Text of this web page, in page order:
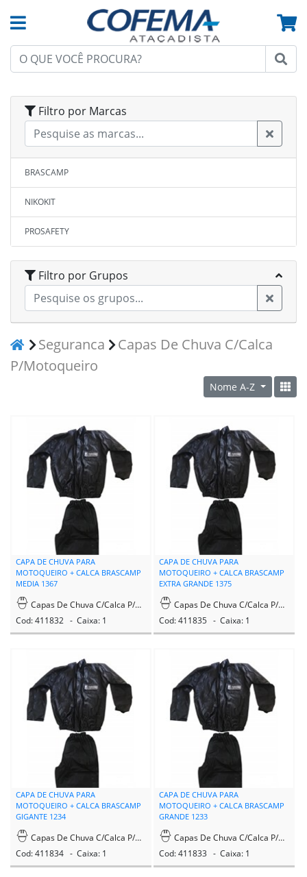
Filtro por Marcas
BRASCAMP
NIKOKIT
PROSAFETY
Filtro por Grupos
Seguranca
Capas De Chuva C/Calca
P/Motoqueiro
Nome A-Z
CAPA DE CHUVA PARA
MOTOQUEIRO + CALCA BRASCAMP
MEDIA 1367
Capas De Chuva C/Calca P/Motoqueiro
Cod: 411832 - Caixa: 1
CAPA DE CHUVA PARA
MOTOQUEIRO + CALCA BRASCAMP
EXTRA GRANDE 1375
Capas De Chuva C/Calca P/Motoqueiro
Cod: 411835 - Caixa: 1
CAPA DE CHUVA PARA
MOTOQUEIRO + CALCA BRASCAMP
GIGANTE 1234
Capas De Chuva C/Calca P/Motoqueiro
Cod: 411834 - Caixa: 1
CAPA DE CHUVA PARA
MOTOQUEIRO + CALCA BRASCAMP
GRANDE 1233
Capas De Chuva C/Calca P/Motoqueiro
Cod: 411833 - Caixa: 1